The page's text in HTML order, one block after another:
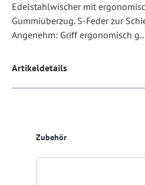
Edelstahlwischer mit
Gummiüberzug. S-Feder zur
Angenehm: Griff ergonomisch
Artikeldetails
Produktgalerie überspringen
Zubehör